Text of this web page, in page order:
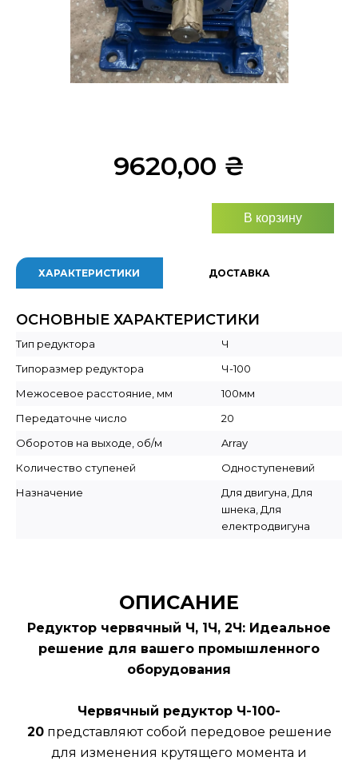
9620,00 ₴
В корзину
ХАРАКТЕРИСТИКИ ДОСТАВКА
ОСНОВНЫЕ ХАРАКТЕРИСТИКИ
Тип редуктора
Ч
Типоразмер редуктора
Ч-100
Межосевое расстояние, мм
100мм
Передаточне число
20
Оборотов на выходе, об/м
Array
Количество ступеней
Одноступеневий
Назначение
Для двигуна, Для
шнека, Для
електродвигуна
ОПИСАНИЕ
Редуктор червячный Ч, 1Ч, 2Ч: Идеальное
решение для вашего промышленного
оборудования
Червячный редуктор Ч-100-
20представляют собой передовое решение
для изменения крутящего момента и